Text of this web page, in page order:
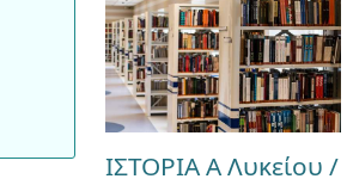
ΙΣΤΟΡΙΑ Α Λυκείου /